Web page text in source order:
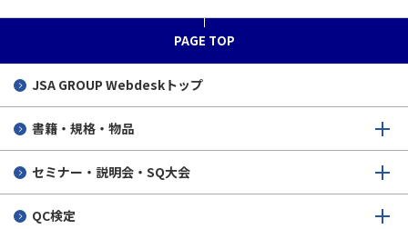
PAGE TOP
JSA GROUP Webdeskトップ
書籍・規格・物品
セミナー・説明会・SQ大会
QC検定